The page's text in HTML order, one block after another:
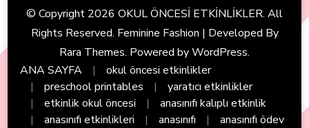
© Copyright 2026 OKUL ÖNCESİ ETKİNLİKLER. All
Rights Reserved. Feminine Fashion | Developed By
Rara Themes. Powered byWordPress.
ANA SAYFA
okul öncesi etkinlikler
preschool printables
yaratıcı etkinlikler
etkinlik okul öncesi
anasınıfı kalıplı etkinlik
anasınıfı etkinlikleri
anasınıfı anasınıfı ödev